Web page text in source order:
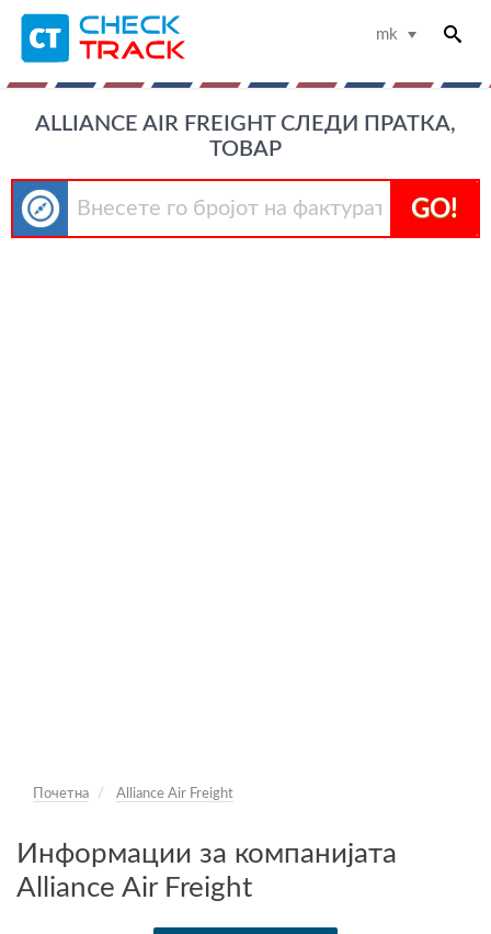
mk
ALLIANCE AIR FREIGHT СЛЕДИ ПРАТКА,
ТОВАР
GO!
Почетна Alliance Air Freight
Информации за компанијата
Alliance Air Freight